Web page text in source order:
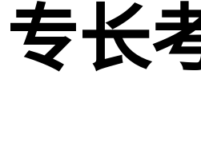
专长